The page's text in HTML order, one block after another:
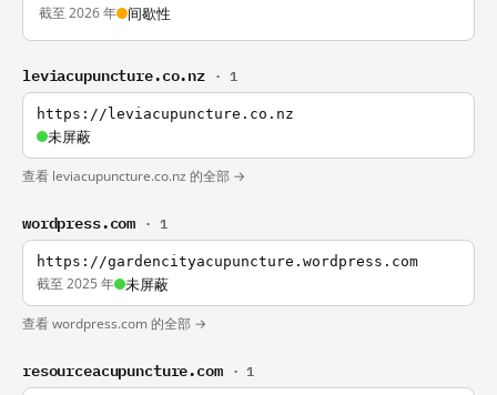
截至 2026 年 间歇性
leviacupuncture.co.nz · 1
https://leviacupuncture.co.nz
未屏蔽
查看 leviacupuncture.co.nz 的全部 →
wordpress.com · 1
https://gardencityacupuncture.wordpress.com
截至 2025 年 未屏蔽
查看 wordpress.com 的全部 →
resourceacupuncture.com · 1